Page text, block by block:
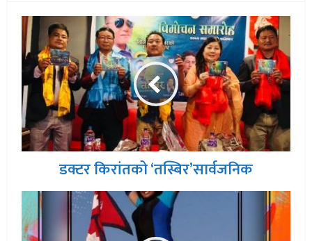
डक्टर किरांतको ‘तस्बिर’सार्वजनिक